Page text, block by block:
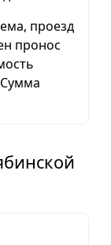
проезд
пронос
Сумма